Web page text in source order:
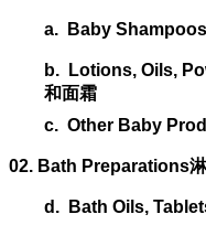
a. Baby Shampoos
b. Lotions, Oils,
和面霜
c. Other Baby
02. Bath Preparations
d. Bath Oils,